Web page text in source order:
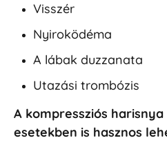
Visszér
Nyiroködéma
A lábak duzzanata
Utazási trombózis
A kompressziós
esetekben is hasznos